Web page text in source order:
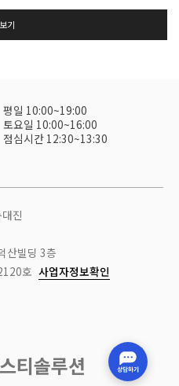
기
평일 10:00~19:00
토요일 10:00~16:00
점심시간 12:30~13:30
진
산빌딩 3층
호 사업자정보확인
티솔루션